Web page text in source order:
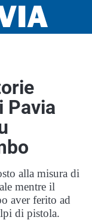
Pavia
alla misura di
mentre il
aver ferito ad
di pistola.